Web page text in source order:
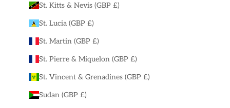
St. Kitts & Nevis (GBP £)
St. Lucia (GBP £)
St. Martin (GBP £)
St. Pierre & Miquelon (GBP £)
St. Vincent & Grenadines (GBP £)
Sudan (GBP £)